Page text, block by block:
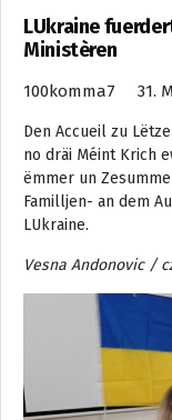
LUkraine
Ministèren
100komma7 31.
Den Accueil zu
no dräi Méint Krich
ëmmer un
Familljen- an dem
LUkraine.
Vesna Andonovic /